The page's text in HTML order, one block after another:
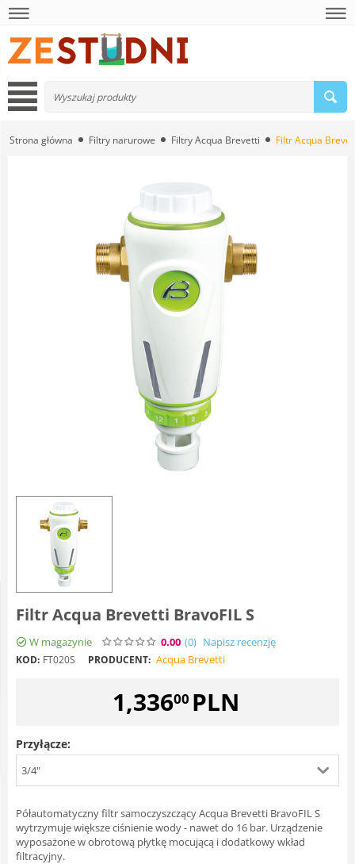
Strona główna Filtry narurowe Filtry Acqua Brevetti Filtr Acqua
Filtr Acqua Brevetti BravoFIL S
W magazynie 0.00 (0) Napisz recenzję
KOD: FT020S PRODUCENT: Acqua Brevetti
1,33600 PLN
Przyłącze:
3/4"
Półautomatyczny filtr samoczyszczący Acqua Brevetti BravoFIL S
wytrzymuje większe ciśnienie wody - nawet do 16 bar. Urządzenie
wyposażone w obrotową płytkę mocującą i dodatkowy wkład
filtracyjny.